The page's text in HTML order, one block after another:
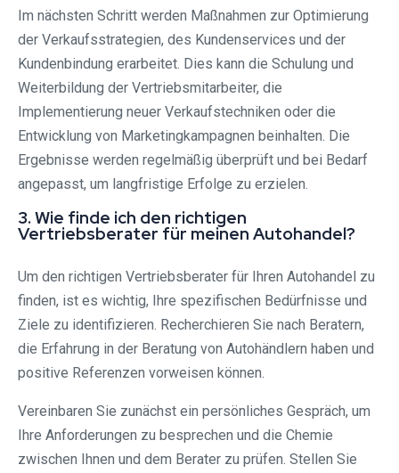
Im nächsten Schritt werden Maßnahmen zur Optimierung
der Verkaufsstrategien, des Kundenservices und der
Kundenbindung erarbeitet. Dies kann die Schulung und
Weiterbildung der Vertriebsmitarbeiter, die
Implementierung neuer Verkaufstechniken oder die
Entwicklung von Marketingkampagnen beinhalten. Die
Ergebnisse werden regelmäßig überprüft und bei Bedarf
angepasst, um langfristige Erfolge zu erzielen.
3. Wie finde ich den richtigen
Vertriebsberater für meinen Autohandel?
Um den richtigen Vertriebsberater für Ihren Autohandel zu
finden, ist es wichtig, Ihre spezifischen Bedürfnisse und
Ziele zu identifizieren. Recherchieren Sie nach Beratern,
die Erfahrung in der Beratung von Autohändlern haben und
positive Referenzen vorweisen können.
Vereinbaren Sie zunächst ein persönliches Gespräch, um
Ihre Anforderungen zu besprechen und die Chemie
zwischen Ihnen und dem Berater zu prüfen. Stellen Sie